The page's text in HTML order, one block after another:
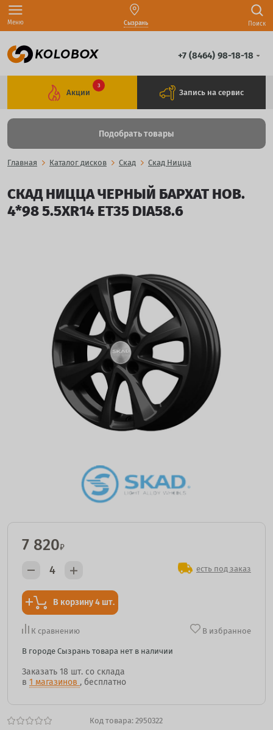
Меню Сызрань Поиск
+7 (8464) 98-18-18
Акции
3
Запись на сервис
Подобрать товары
Главная Каталог дисков Скад Скад Ницца
СКАД НИЦЦА ЧЕРНЫЙ БАРХАТ НОВ.
4*98 5.5XR14 ET35 DIA58.6
Код товара: 2950322
7 820₽
есть под заказ
В корзину 4 шт.
К сравнению В избранное
В городе Сызрань товара нет в наличии
Заказать 18 шт. со склада
в 1 магазинов , бесплатно